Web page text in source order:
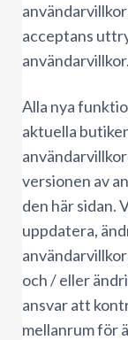
acceptans
användarvillkor.
Alla nya
aktuella
versionen av
den här sidan.
uppdatera,
och / eller
ansvar att
mellanrum för